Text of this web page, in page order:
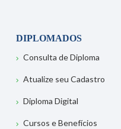
DIPLOMADOS
Consulta de Diploma
Atualize seu Cadastro
Diploma Digital
Cursos e Benefícios